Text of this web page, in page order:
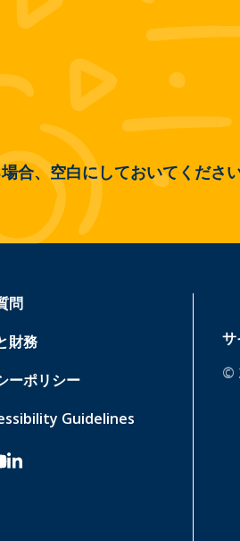
合、空白にしておいてください
問
財務
ーポリシー
Guidelines
ク
ーx
タグラム
チューブ
リンクトイン
サ
©